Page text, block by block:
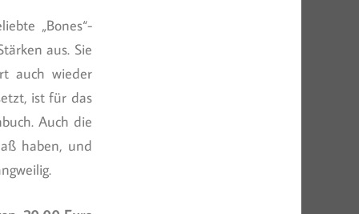
„Bones“-
aus. Sie
auch wieder
ist für das
Auch die
haben, und